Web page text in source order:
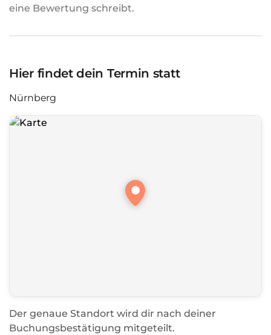
eine Bewertung schreibt.
Hier findet dein Termin statt
Nürnberg
Der genaue Standort wird dir nach deiner
Buchungsbestätigung mitgeteilt.